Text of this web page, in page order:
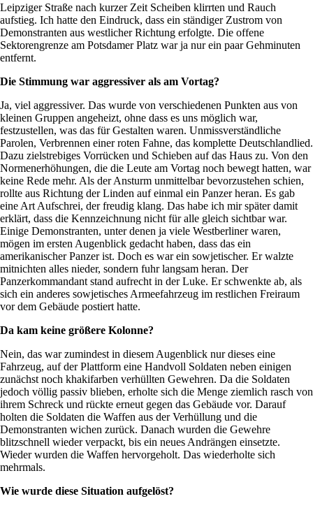
Leipziger Straße nach kurzer Zeit Scheiben klirrten und Rauch
aufstieg. Ich hatte den Eindruck, dass ein ständiger Zustrom von
Demonstranten aus westlicher Richtung erfolgte. Die offene
Sektorengrenze am Potsdamer Platz war ja nur ein paar Gehminuten
entfernt.
Die Stimmung war aggressiver als am Vortag?
Ja, viel aggressiver. Das wurde von verschiedenen Punkten aus von
kleinen Gruppen angeheizt, ohne dass es uns möglich war,
festzustellen, was das für Gestalten waren. Unmissverständliche
Parolen, Verbrennen einer roten Fahne, das komplette Deutschlandlied.
Dazu zielstrebiges Vorrücken und Schieben auf das Haus zu. Von den
Normenerhöhungen, die die Leute am Vortag noch bewegt hatten, war
keine Rede mehr. Als der Ansturm unmittelbar bevorzustehen schien,
rollte aus Richtung der Linden auf einmal ein Panzer heran. Es gab
eine Art Aufschrei, der freudig klang. Das habe ich mir später damit
erklärt, dass die Kennzeichnung nicht für alle gleich sichtbar war.
Einige Demonstranten, unter denen ja viele Westberliner waren,
mögen im ersten Augenblick gedacht haben, dass das ein
amerikanischer Panzer ist. Doch es war ein sowjetischer. Er walzte
mitnichten alles nieder, sondern fuhr langsam heran. Der
Panzerkommandant stand aufrecht in der Luke. Er schwenkte ab, als
sich ein anderes sowjetisches Armeefahrzeug im restlichen Freiraum
vor dem Gebäude postiert hatte.
Da kam keine größere Kolonne?
Nein, das war zumindest in diesem Augenblick nur dieses eine
Fahrzeug, auf der Plattform eine Handvoll Soldaten neben einigen
zunächst noch khakifarben verhüllten Gewehren. Da die Soldaten
jedoch völlig passiv blieben, erholte sich die Menge ziemlich rasch von
ihrem Schreck und rückte erneut gegen das Gebäude vor. Darauf
holten die Soldaten die Waffen aus der Verhüllung und die
Demonstranten wichen zurück. Danach wurden die Gewehre
blitzschnell wieder verpackt, bis ein neues Andrängen einsetzte.
Wieder wurden die Waffen hervorgeholt. Das wiederholte sich
mehrmals.
Wie wurde diese Situation aufgelöst?